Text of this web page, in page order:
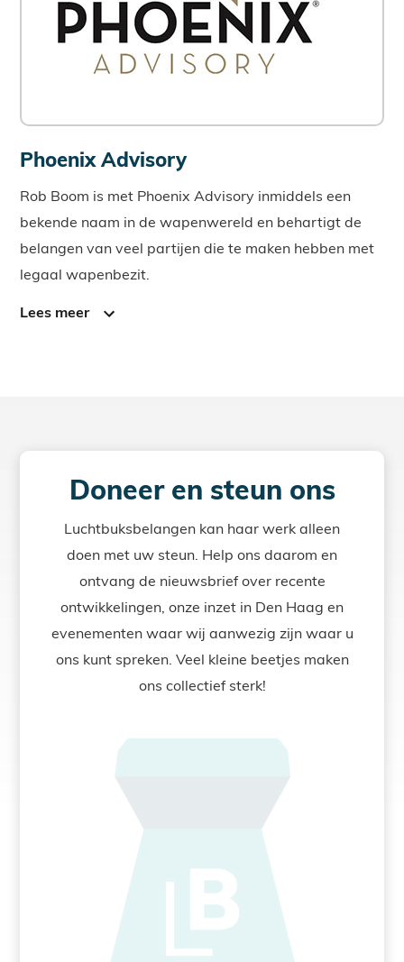
Phoenix Advisory
Rob Boom is met Phoenix Advisory inmiddels een
bekende naam in de wapenwereld en behartigt de
belangen van veel partijen die te maken hebben met
legaal wapenbezit.
Lees meer
Doneer en steun ons
Luchtbuksbelangen kan haar werk alleen
doen met uw steun. Help ons daarom en
ontvang de nieuwsbrief over recente
ontwikkelingen, onze inzet in Den Haag en
evenementen waar wij aanwezig zijn waar u
ons kunt spreken. Veel kleine beetjes maken
ons collectief sterk!